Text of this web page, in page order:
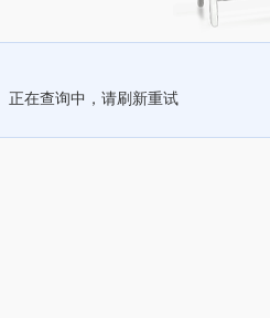
正在查询中，请刷新重试